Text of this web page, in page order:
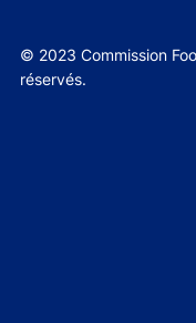
© 2023 Commission
réservés.